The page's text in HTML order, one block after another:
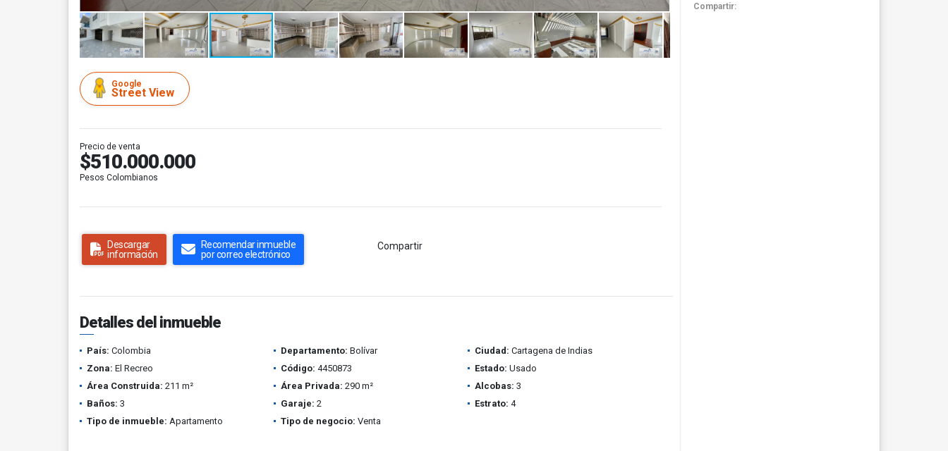
Google
Street View
Precio de venta
$510.000.000
Pesos Colombianos
Descargar
información
Recomendar inmueble
por correo electrónico
Compartir
Detalles del inmueble
País: Colombia Departamento: Bolívar Ciudad: Cartagena de Indias
Zona: El Recreo Código: 4450873 Estado: Usado
Área Construida: 211 m² Área Privada: 290 m² Alcobas: 3
Baños: 3 Garaje: 2 Estrato: 4
Tipo de inmueble: Apartamento Tipo de negocio: Venta
Compartir: